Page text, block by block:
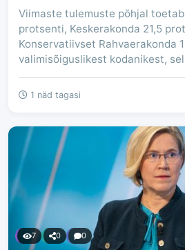
Viimaste tulemuste põhjal toetab
protsenti, Keskerakonda 21,5
Konservatiivset Rahvaerakonda
valimisõiguslikest kodanikest,
1 näd tagasi
7 0 0